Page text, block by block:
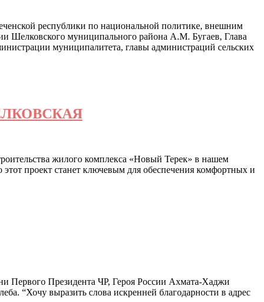
республики по национальной политике, внешним
Шелковского муниципального района А.М. Бугаев, Глава
муниципалитета, главы администраций сельских
жилого комплекса «Новый Терек» в нашем
проект станет ключевым для обеспечения комфортных и
Первого Президента ЧР, Героя России Ахмата-Хаджи
“Хочу выразить слова искренней благодарности в адрес